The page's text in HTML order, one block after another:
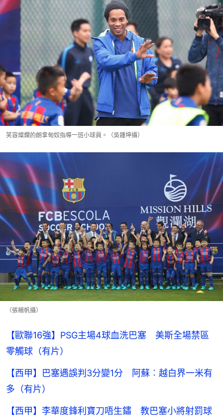
笑容燦爛的朗拿甸奴指導一班小球員。（吳鍾坤攝）
（張楊帆攝）
【歐聯16強】PSG主場4球血洗巴塞 美斯全場禁區
零觸球（有片）
【西甲】巴塞遇誤判3分變1分 阿蘇︰越白界一米有
多（有片）
【西甲】李華度鋒利寶刀唔生鏽 教巴塞小將射罰球